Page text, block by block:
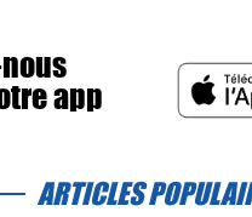
app
ARTICLES